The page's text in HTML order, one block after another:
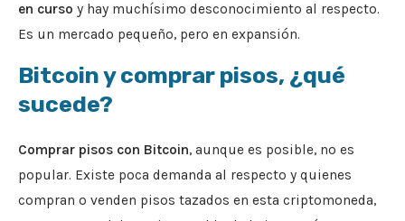
en curso y hay muchísimo desconocimiento al respecto.
Es un mercado pequeño, pero en expansión.
Bitcoin y comprar pisos, ¿qué
sucede?
Comprar pisos con Bitcoin, aunque es posible, no es
popular. Existe poca demanda al respecto y quienes
compran o venden pisos tazados en esta criptomoneda,